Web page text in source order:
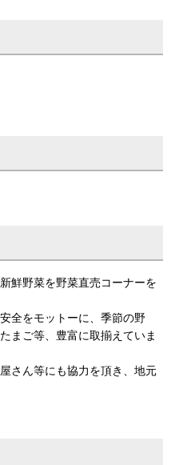
鮮野菜を野菜直売コーナーを
全をモットーに、季節の野
まご等、豊富に取揃えていま
さん等にも協力を頂き、地元